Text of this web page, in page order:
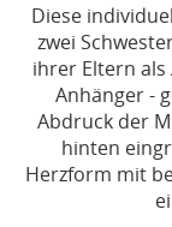
Diese
zwei
ihrer Eltern
Anhänger -
Abdruck der
hinten
Herzform mit